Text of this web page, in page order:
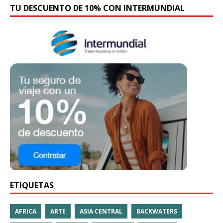
TU DESCUENTO DE 10% CON INTERMUNDIAL
ETIQUETAS
AFRICA ARTE ASIA CENTRAL BACKWATERS